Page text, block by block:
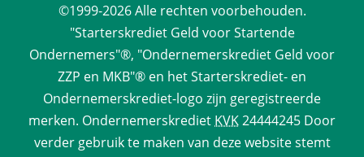
©1999-2026 Alle rechten voorbehouden.
"Starterskrediet Geld voor Startende
Ondernemers"®, "Ondernemerskrediet Geld voor
ZZP en MKB"® en het Starterskrediet- en
Ondernemerskrediet-logo zijn geregistreerde
merken. Ondernemerskrediet KVK 24444245 Door
verder gebruik te maken van deze website stemt